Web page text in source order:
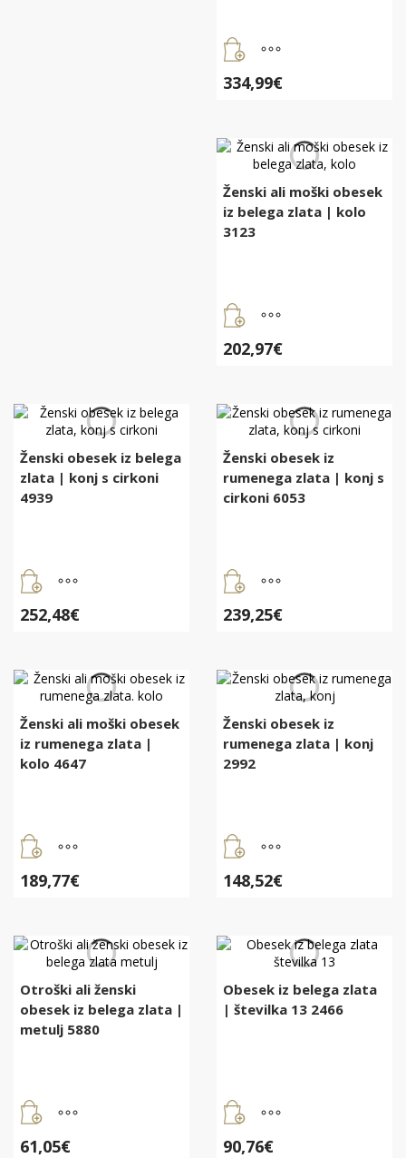
334,99€
Ženski ali moški obesek
iz belega zlata | kolo
3123
202,97€
Ženski obesek iz belega
zlata | konj s cirkoni
4939
252,48€
Ženski obesek iz
rumenega zlata | konj s
cirkoni 6053
239,25€
Ženski ali moški obesek
iz rumenega zlata |
kolo 4647
189,77€
Ženski obesek iz
rumenega zlata | konj
2992
148,52€
Otroški ali ženski
obesek iz belega zlata |
metulj 5880
61,05€
Obesek iz belega zlata
| številka 13 2466
90,76€